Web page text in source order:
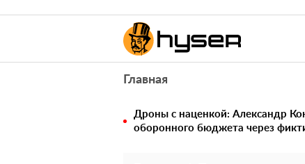
Главная
Дроны с наценкой: Александр
оборонного бюджета через